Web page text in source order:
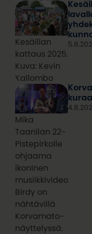
Kesäillan
kattaus 2025.
Kuva: Kevin
Kallombo
Mika
Taanilan 22-
Pistepirkolle
ohjaama
ikoninen
musiikkivideo
Birdy on
nähtävillä
Korvamato-
näyttelyssä.